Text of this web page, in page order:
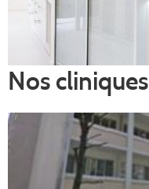
Contact
Nos cliniques